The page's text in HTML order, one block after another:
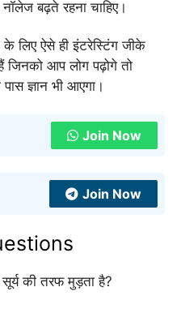
बढ़ते रहना चाहिए।
लिए ऐसे ही इंटरेस्टिंग जीके
आप लोग पढ़ोगे तो
ज्ञान भी आएगा।
Join Now
Join Now
की तरफ मुड़ता है?